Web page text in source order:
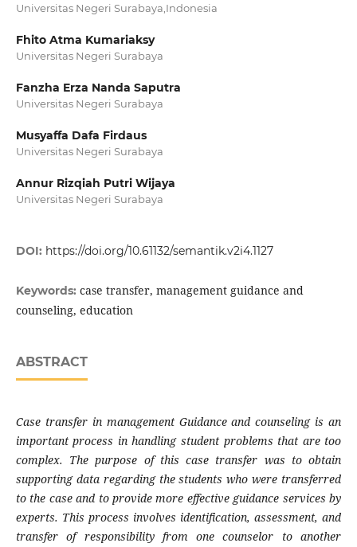
Universitas Negeri Surabaya,Indonesia
Fhito Atma Kumariaksy
Universitas Negeri Surabaya
Fanzha Erza Nanda Saputra
Universitas Negeri Surabaya
Musyaffa Dafa Firdaus
Universitas Negeri Surabaya
Annur Rizqiah Putri Wijaya
Universitas Negeri Surabaya
DOI: https://doi.org/10.61132/semantik.v2i4.1127
Keywords: case transfer, management guidance and
counseling, education
ABSTRACT
Case transfer in management Guidance and counseling is an
important process in handling student problems that are too
complex. The purpose of this case transfer was to obtain
supporting data regarding the students who were transferred
to the case and to provide more effective guidance services by
experts. This process involves identification, assessment, and
transfer of responsibility from one counselor to another